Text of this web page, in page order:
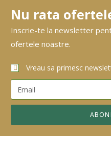
Nu rata
Inscrie-te la newsletter
ofertele noastre.
Vreau sa primesc